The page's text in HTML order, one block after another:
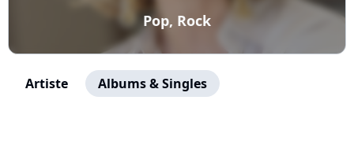
Pop, Rock
Artiste Albums & Singles